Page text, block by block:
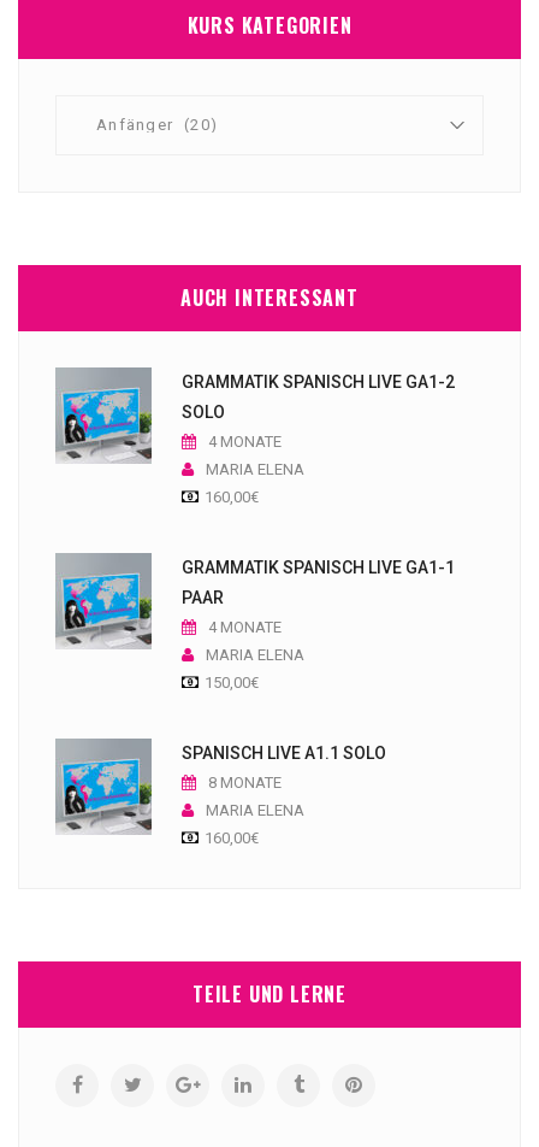
KURS KATEGORIEN
AUCH INTERESSANT
GRAMMATIK SPANISCH LIVE GA1-2
SOLO
4 MONATE
MARIA ELENA
160,00€
GRAMMATIK SPANISCH LIVE GA1-1
PAAR
4 MONATE
MARIA ELENA
150,00€
SPANISCH LIVE A1.1 SOLO
8 MONATE
MARIA ELENA
160,00€
TEILE UND LERNE